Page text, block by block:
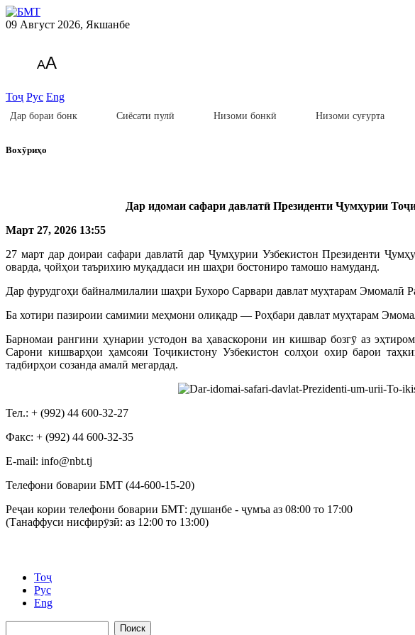
09 Август 2026, Якшанбе
AA
Тоҷ Рус Eng
Дар бораи бонк Сиёсати пулӣ Низоми бонкӣ Низоми суғурта
Вохӯриҳо
Дар идомаи сафари давлатӣ Президенти Ҷумҳурии
Март 27, 2026 13:55
27 март дар доираи сафари давлатӣ дар Ҷумҳурии Узбекистон Президенти
оварда, ҷойҳои таърихию муқаддаси ин шаҳри бостониро тамошо намуданд.
Дар фурудгоҳи байналмилалии шаҳри Бухоро Сарвари давлат муҳтарам
Ба хотири пазироии самимии меҳмони олиқадр — Роҳбари давлат муҳтарам
Барномаи рангини ҳунарии устодон ва ҳаваскорони ин кишвар бозгӯ аз
Сарони кишварҳои ҳамсояи Тоҷикистону Узбекистон солҳои охир барои
тадбирҳои созанда амалӣ мегардад.
Тел.: + (992) 44 600-32-27
Факс: + (992) 44 600-32-35
Е-mail: info@nbt.tj
Телефони боварии БМТ (44-600-15-20)
Реҷаи кории телефони боварии БМТ: душанбе - ҷумъа аз 08:00 то 17:00
(Танаффуси нисфирӯзӣ: аз 12:00 то 13:00)
Тоҷ
Рус
Eng
Поиск